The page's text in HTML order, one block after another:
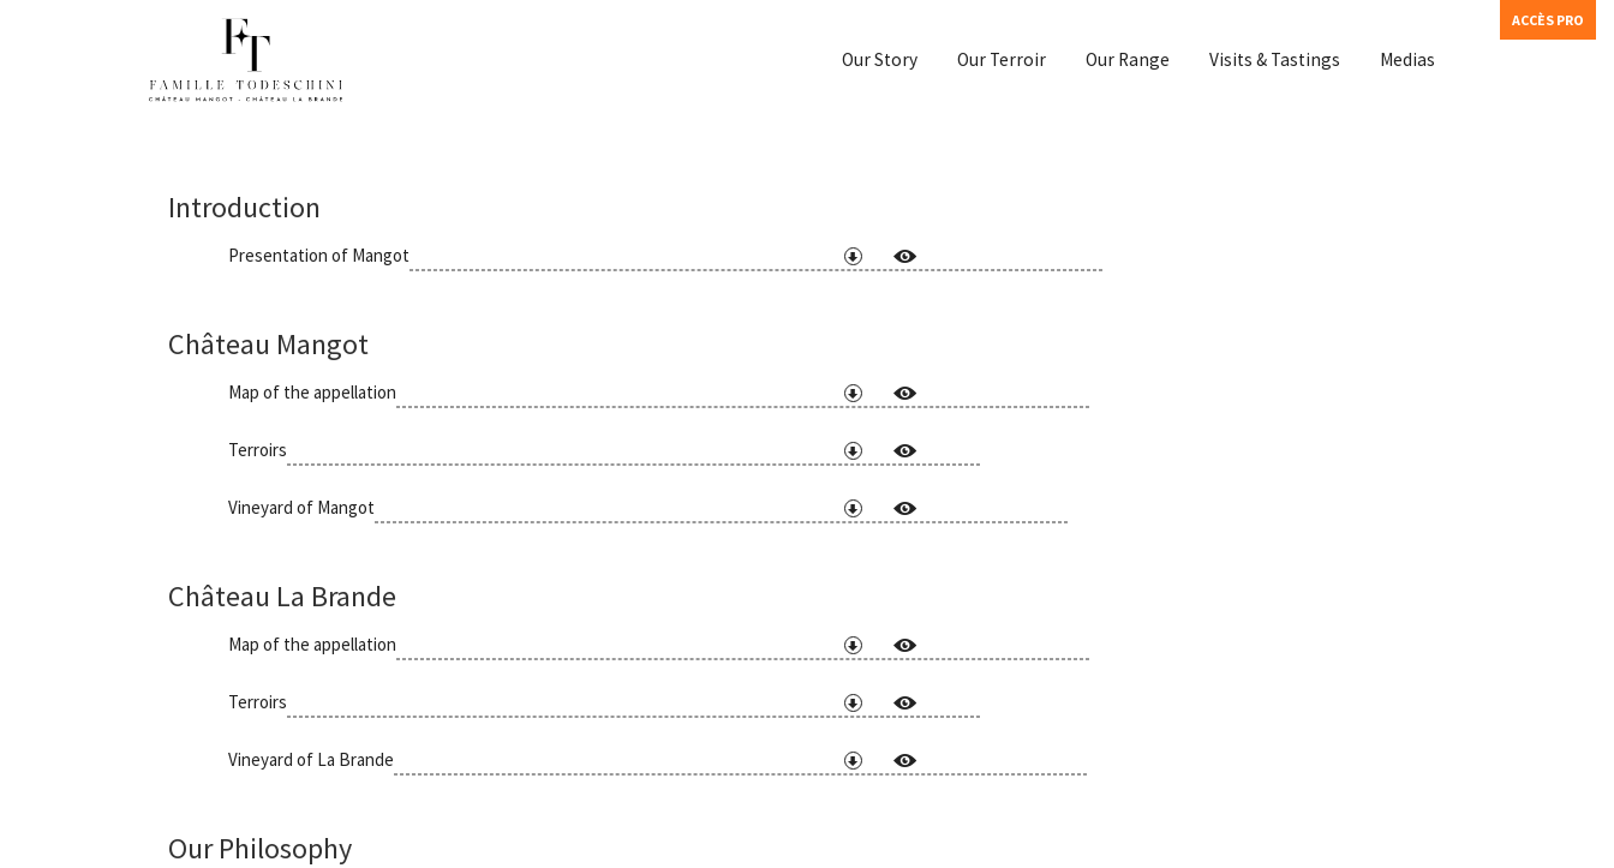
Our Story Our Terroir Our Range Visits & Tastings Medias
ACCÈS PRO
Introduction
Presentation of Mangot
Château Mangot
Map of the appellation
Terroirs
Vineyard of Mangot
Château La Brande
Map of the appellation
Terroirs
Vineyard of La Brande
Our Philosophy